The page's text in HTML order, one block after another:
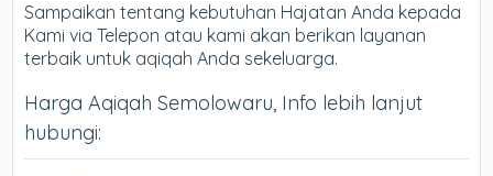
Sampaikan tentang kebutuhan Hajatan Anda kepada
Kami via Telepon atau kami akan berikan layanan
terbaik untuk aqiqah Anda sekeluarga.
Harga Aqiqah Semolowaru, Info lebih lanjut
hubungi: